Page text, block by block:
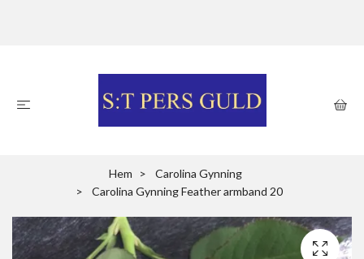
Hem
Carolina Gynning
Carolina Gynning Feather armband 20